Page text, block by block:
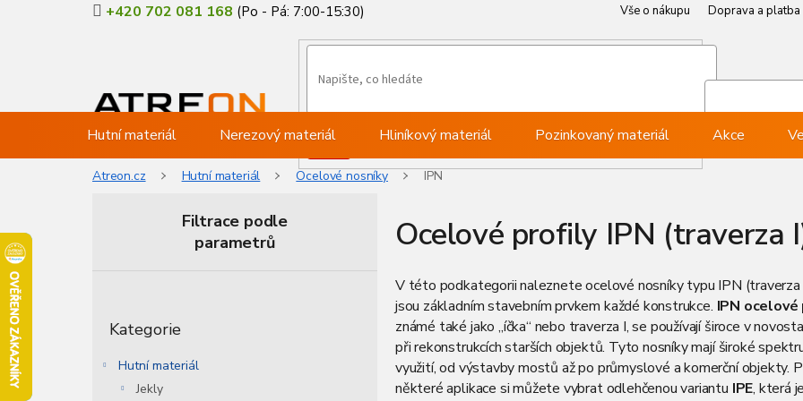
+420 702 081 168 Vše o nákupu Doprava a platba
Hutní materiál Nerezový materiál Hliníkový materiál Pozinkovaný materiál Akce
Atreon.cz Hutní materiál Ocelové nosníky IPN
Filtrace podle
parametrů
kategorie
Kategorie
Hutní materiál
Jekly
Ocelové profily IPN (traverza
V této podkategorii naleznete ocelové nosníky typu IPN (traverza
jsou základním stavebním prvkem každé konstrukce. IPN
známé také jako „íčka“ nebo traverza I, se používají široce v
při rekonstrukcích starších objektů. Tyto nosníky mají široké
využití, od výstavby mostů až po průmyslové a komerční objekty.
některé aplikace si můžete vybrat odlehčenou variantu IPE, která